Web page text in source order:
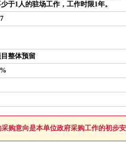
于1人的驻场工作，工作时限1年。
整体预留
购意向是本单位政府采购工作的初步